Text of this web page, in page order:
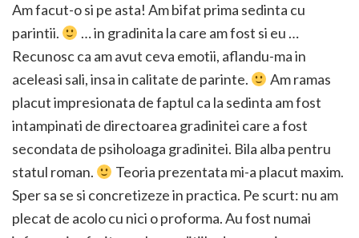
Am facut-o si pe asta! Am bifat prima sedinta cu
parintii.
… in gradinita la care am fost si eu …
Recunosc ca am avut ceva emotii, aflandu-ma in
aceleasi sali, insa in calitate de parinte.
Am ramas
placut impresionata de faptul ca la sedinta am fost
intampinati de directoarea gradinitei care a fost
secondata de psiholoaga gradinitei. Bila alba pentru
statul roman.
Teoria prezentata mi-a placut maxim.
Sper sa se si concretizeze in practica. Pe scurt: nu am
plecat de acolo cu nici o proforma. Au fost numai